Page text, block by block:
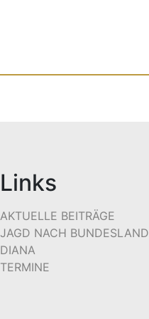
Links
AKTUELLE BEITRÄGE
JAGD NACH BUNDESLAND
DIANA
TERMINE